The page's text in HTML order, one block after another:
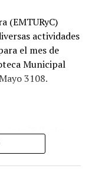
(EMTURyC)
actividades
el mes de
Municipal
3108.
“Sábados
que se podrá